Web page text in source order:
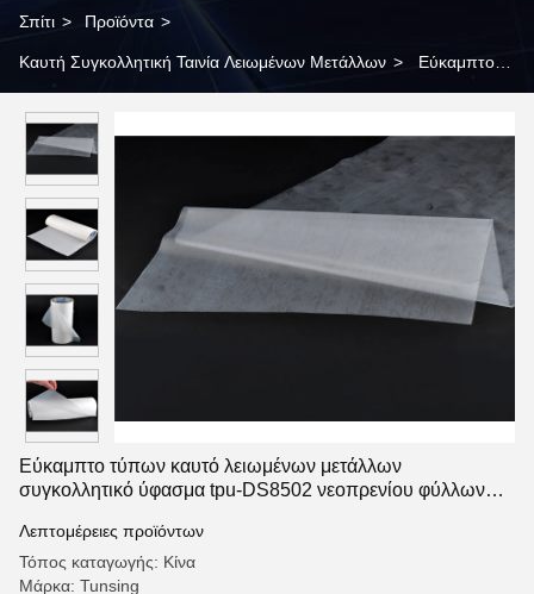
Σπίτι > Προϊόντα >
Καυτή Συγκολλητική Ταινία Λειωμένων Μετάλλων > Εύκαμπτο
DS8502 νεοπρενίου φύλλων ελαστικό
Εύκαμπτο τύπων καυτό λειωμένων μετάλλων
συγκολλητικό ύφασμα tpu-DS8502 νεοπρενίου φύλλων
Λεπτομέρειες προϊόντων
Τόπος καταγωγής: Κίνα
Μάρκα: Tunsing